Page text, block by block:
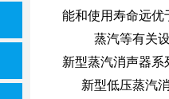
能和使用寿命远优
蒸汽等有关
新型蒸汽消声器系
新型低压蒸汽